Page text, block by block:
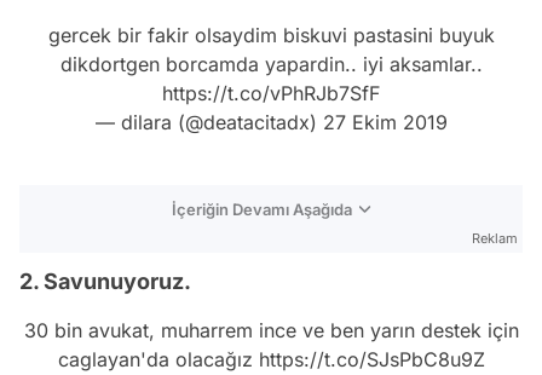
gercek bir fakir olsaydim biskuvi pastasini buyuk
dikdortgen borcamda yapardin.. iyi aksamlar..
https://t.co/vPhRJb7SfF
— dilara (@deatacitadx) 27 Ekim 2019
İçeriğin Devamı Aşağıda
Reklam
2. Savunuyoruz.
30 bin avukat, muharrem ince ve ben yarın destek için
caglayan'da olacağız https://t.co/SJsPbC8u9Z